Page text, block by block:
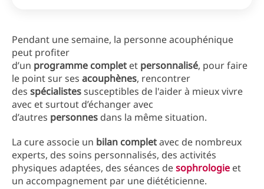
Pendant une semaine, la personne acouphénique
peut profiter
d’un programme complet et personnalisé, pour faire
le point sur ses acouphènes, rencontrer
des spécialistessusceptibles de l'aider à mieux vivre
avec et surtout d’échanger avec
d’autres personnes dans la même situation.
La cure associe un bilan completavec de nombreux
experts, des soins personnalisés, des activités
physiques adaptées, des séances desophrologie et
un accompagnement par une diététicienne.